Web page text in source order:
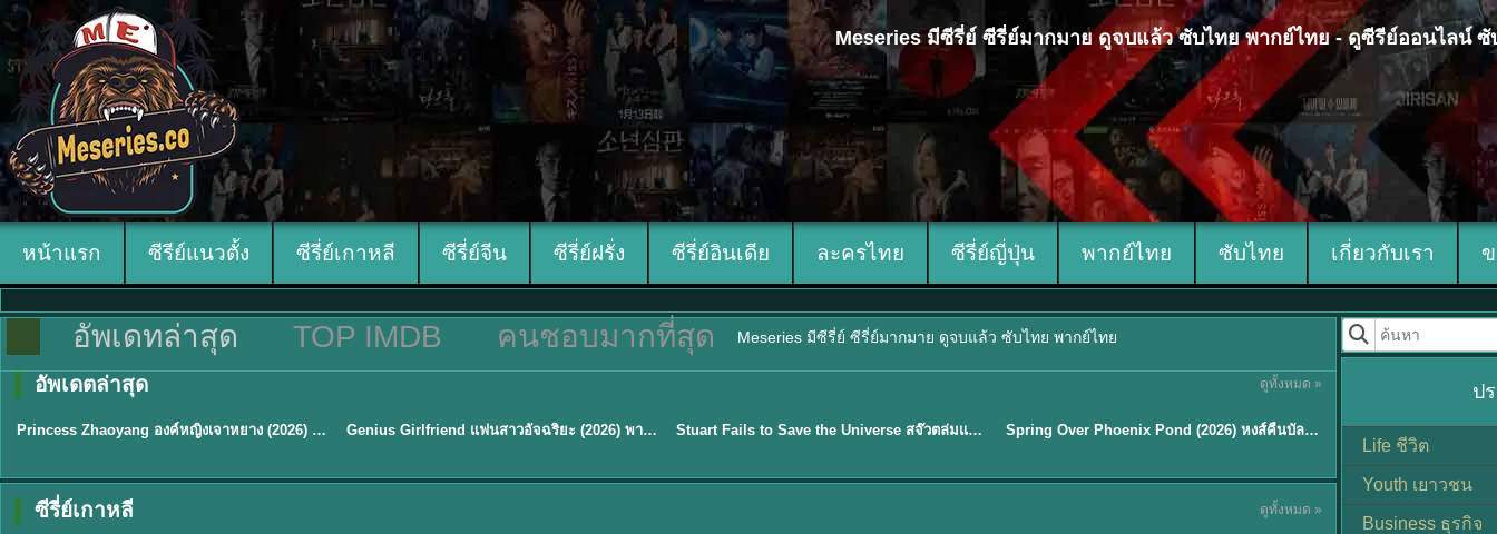
Meseries มีซีรี่ย์ ซีรี่ย์มากมาย ดูจบแล้ว ซับไทย พากย์ไทย - ดูซีรีย์ออนไลน์
หน้าแรก ซีรีย์แนวตั้ง ซีรี่ย์เกาหลี ซีรี่ย์จีน ซีรี่ย์ฝรั่ง ซีรี่ย์อินเดีย ละครไทย ซีรี่ย์ญี่ปุ่น พากย์ไทย ซับไทย เกี่ยวกับเรา
อัพเดทล่าสุด TOP IMDB คนชอบมากที่สุด Meseries มีซีรี่ย์ ซีรี่ย์มากมาย ดูจบแล้ว ซับไทย พากย์ไทย
อัพเดตล่าสุด ดูทั้งหมด »
★8
พากย์ไทย/ซับไทย
Princess Zhaoyang องค์หญิงเจาหยาง (2026) พากย์ไทย ซับไทย EP.1-18 ★9 Genius Girlfriend แฟนสาวอัจฉริยะ (2026) พากย์ไทย ซับไทย EP.1-28 ★9.3 Stuart Fails to Save the Universe สจ๊วตล่มแผนกู้จักรวาล (2026) พากย์ไทย ซับไทย EP.1-10 Spring Over Phoenix Pond (2026) หงส์คืนบัลลังก์แค้น พากย์ไทย ซับไทย EP1-21
ซีรี่ย์เกาหลี ดูทั้งหมด »
พากย์ไทย
ป
Life ชีวิต
Youth เยาวชน
Business ธุรกิจ